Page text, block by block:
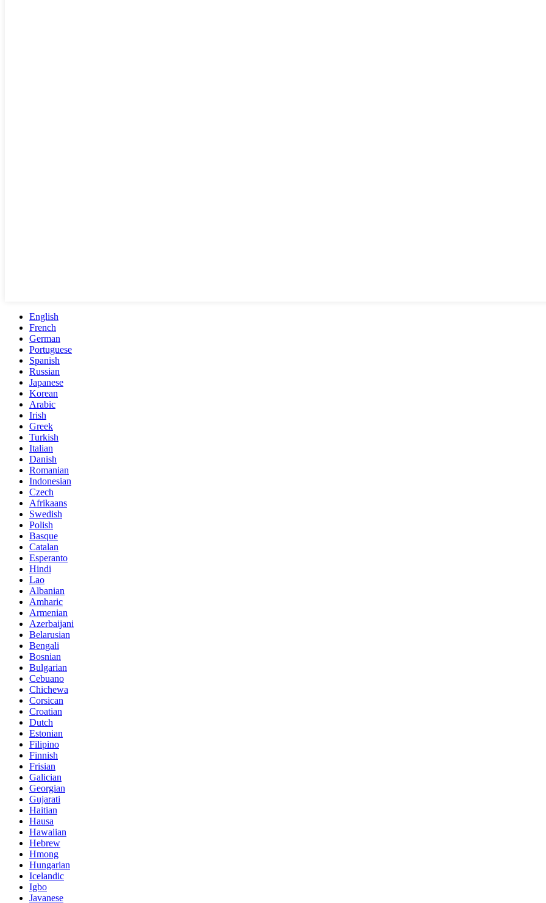
English
French
German
Portuguese
Spanish
Russian
Japanese
Korean
Arabic
Irish
Greek
Turkish
Italian
Danish
Romanian
Indonesian
Czech
Afrikaans
Swedish
Polish
Basque
Catalan
Esperanto
Hindi
Lao
Albanian
Amharic
Armenian
Azerbaijani
Belarusian
Bengali
Bosnian
Bulgarian
Cebuano
Chichewa
Corsican
Croatian
Dutch
Estonian
Filipino
Finnish
Frisian
Galician
Georgian
Gujarati
Haitian
Hausa
Hawaiian
Hebrew
Hmong
Hungarian
Icelandic
Igbo
Javanese